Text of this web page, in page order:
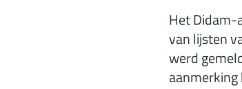
Het Didam-
van lijsten
werd
aanmerking